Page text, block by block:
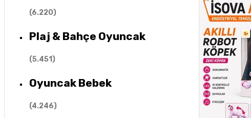
(6.220)
Plaj & Bahçe Oyuncak
(5.451)
Oyuncak Bebek
(4.246)